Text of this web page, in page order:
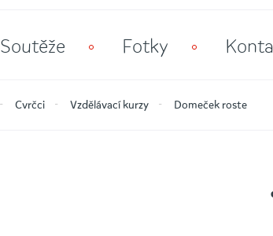
Soutěže Fotky
Cvrčci Vzdělávací kurzy Domeček roste